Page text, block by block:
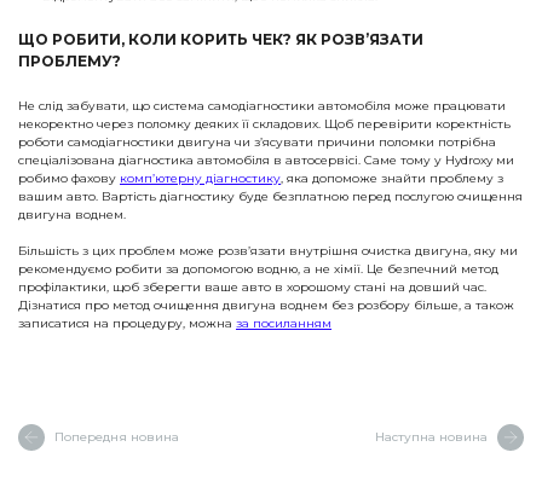
ЩО РОБИТИ, КОЛИ КОРИТЬ ЧЕК? ЯК РОЗВ’ЯЗАТИ
ПРОБЛЕМУ?
Не слід забувати, що система самодіагностики автомобіля може працювати
некоректно через поломку деяких її складових. Щоб перевірити коректність
роботи самодіагностики двигуна чи з’ясувати причини поломки потрібна
спеціалізована діагностика автомобіля в автосервісі. Саме тому у Hydroxy ми
робимо фахову комп’ютерну діагностику, яка допоможе знайти проблему з
вашим авто. Вартість діагностику буде безплатною перед послугою очищення
двигуна воднем.
Більшість з цих проблем може розв’язати внутрішня очистка двигуна, яку ми
рекомендуємо робити за допомогою водню, а не хімії. Це безпечний метод
профілактики, щоб зберегти ваше авто в хорошому стані на довший час.
Дізнатися про метод очищення двигуна воднем без розбору більше, а також
записатися на процедуру, можна за посиланням
Попередня новина Наступна новина